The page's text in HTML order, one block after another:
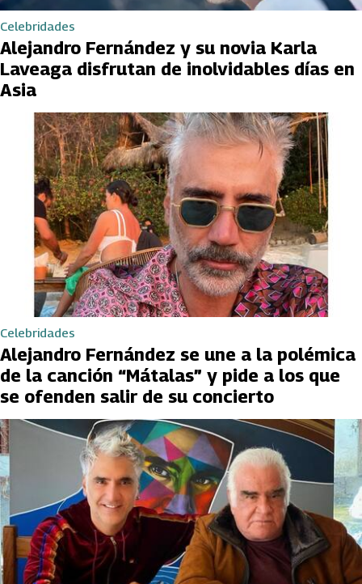
Celebridades
Alejandro Fernández y su novia Karla
Laveaga disfrutan de inolvidables días en
Asia
Celebridades
Alejandro Fernández se une a la polémica
de la canción “Mátalas” y pide a los que
se ofenden salir de su concierto